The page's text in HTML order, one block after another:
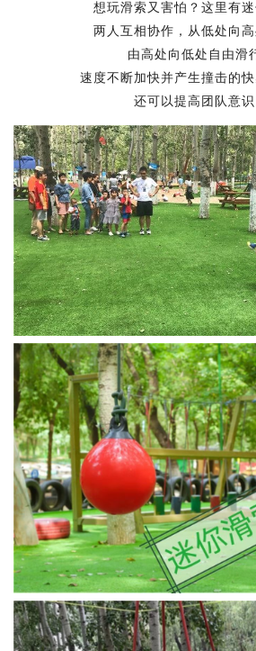
想玩滑索又害怕？这里有迷
两人互相协作，从低处向高
由高处向低处自由滑
速度不断加快并产生撞击的快
还可以提高团队意识